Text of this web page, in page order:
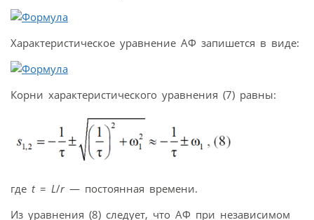
Характеристическое уравнение АФ запишется в виде:
Корни характеристического уравнения (7) равны:
где t= L/r— постоянная времени.
Из уравнения (8) следует, что АФ при независимом